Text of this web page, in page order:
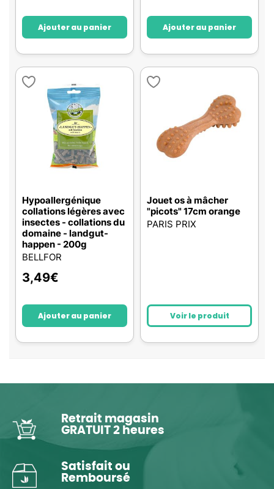
Ajouter au panier Ajouter au panier
Hypoallergénique
collations légères avec
insectes - collations du
domaine - landgut-
happen - 200g
BELLFOR
3,49€
Ajouter au panier
Jouet os à mâcher
"picots" 17cm orange
PARIS PRIX
Voir le produit
Retrait magasin
GRATUIT 2 heures
Satisfait ou
Remboursé